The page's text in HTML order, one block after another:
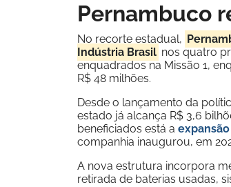
Pernambuco
No recorte estadual,
Indústria Brasil nos quatro
enquadrados na Missão 1,
R$ 48 milhões.
Desde o lançamento da
estado já alcança R$ 3,6
beneficiados está a
companhia inaugurou, em
A nova estrutura incorpora
retirada de baterias usadas,